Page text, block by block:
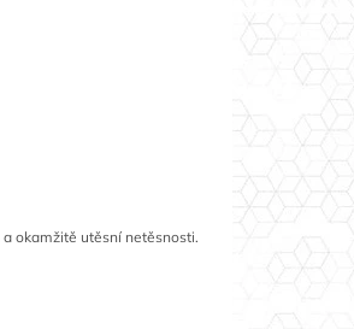
okamžitě utěsní netěsnosti.